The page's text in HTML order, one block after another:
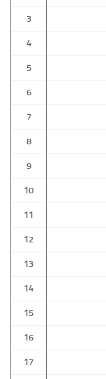
3
4
5
6
7
8
9
10
11
12
13
14
15
16
17